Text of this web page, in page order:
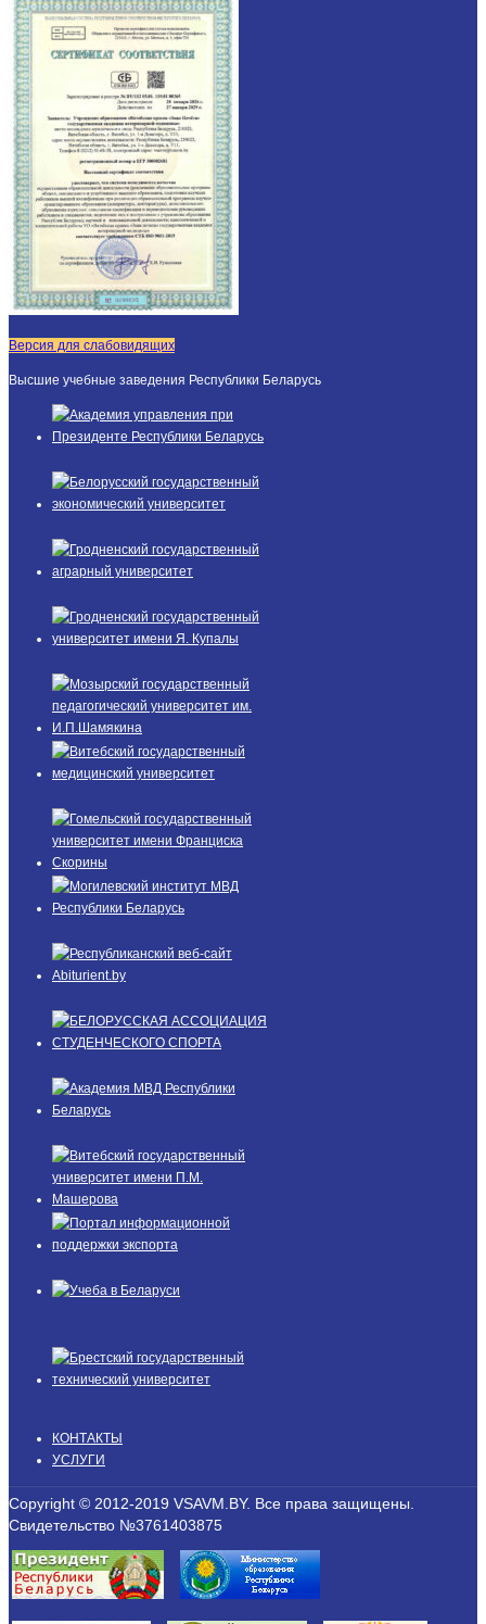
Версия для слабовидящих
Высшие учебные заведения Республики Беларусь
КОНТАКТЫ
УСЛУГИ
Copyright © 2012-2019 VSAVM.BY. Все права защищены.
Свидетельство №3761403875